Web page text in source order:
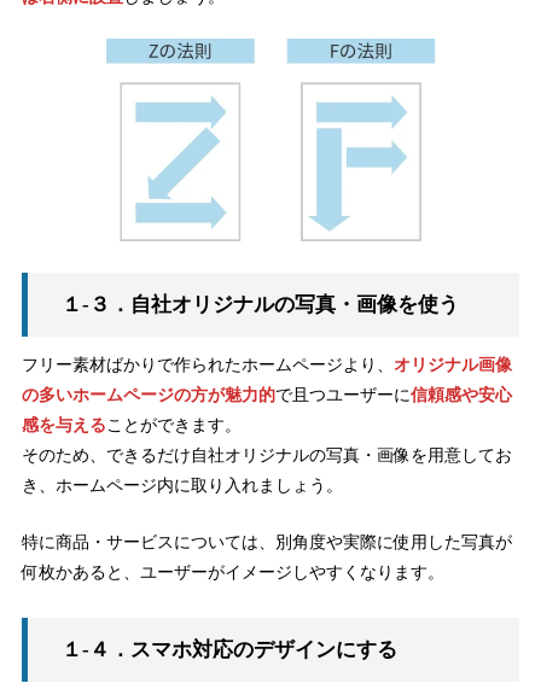
１-３．自社オリジナルの写真・画像を使う
フリー素材ばかりで作られたホームページより、 オリジナル画像
の多いホームページの方が魅力的で且つユーザーに信頼感や安心
感を与えることができます。
そのため、できるだけ自社オリジナルの写真・画像を用意してお
き、ホームページ内に取り入れましょう。
特に商品・サービスについては、別角度や実際に使用した写真が
何枚かあると、ユーザーがイメージしやすくなります。
１-４．スマホ対応のデザインにする